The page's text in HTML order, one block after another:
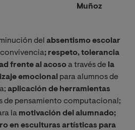
Muñoz
del absentismo escolar
convivencia; respeto, tolerancia
frente al acosoa través de la
emocional para alumnos de
aplicación de herramientas
de pensamiento computacional;
la motivación del alumnado;
en esculturas artísticas para